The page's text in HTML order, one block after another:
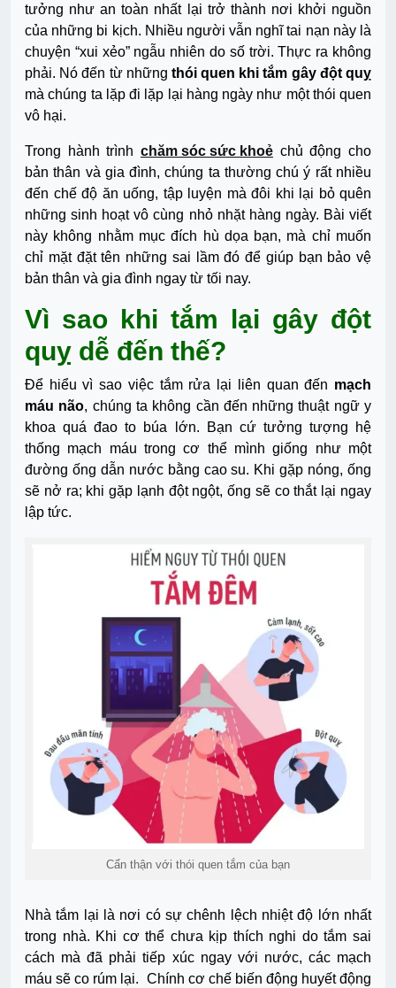
tưởng như an toàn nhất lại trở thành nơi khởi nguồn
của những bi kịch. Nhiều người vẫn nghĩ tai nạn này là
chuyện “xui xẻo” ngẫu nhiên do số trời. Thực ra không
phải. Nó đến từ những thói quen khi tắm gây đột quỵ
mà chúng ta lặp đi lặp lại hàng ngày như một thói quen
vô hại.
Trong hành trình chăm sóc sức khoẻ chủ động cho
bản thân và gia đình, chúng ta thường chú ý rất nhiều
đến chế độ ăn uống, tập luyện mà đôi khi lại bỏ quên
những sinh hoạt vô cùng nhỏ nhặt hàng ngày. Bài viết
này không nhằm mục đích hù dọa bạn, mà chỉ muốn
chỉ mặt đặt tên những sai lầm đó để giúp bạn bảo vệ
bản thân và gia đình ngay từ tối nay.
Vì sao khi tắm lại gây đột
quỵ dễ đến thế?
Để hiểu vì sao việc tắm rửa lại liên quan đến mạch
máu não, chúng ta không cần đến những thuật ngữ y
khoa quá đao to búa lớn. Bạn cứ tưởng tượng hệ
thống mạch máu trong cơ thể mình giống như một
đường ống dẫn nước bằng cao su. Khi gặp nóng, ống
sẽ nở ra; khi gặp lạnh đột ngột, ống sẽ co thắt lại ngay
lập tức.
Cẩn thận với thói quen tắm của bạn
Nhà tắm lại là nơi có sự chênh lệch nhiệt độ lớn nhất
trong nhà. Khi cơ thể chưa kịp thích nghi do tắm sai
cách mà đã phải tiếp xúc ngay với nước, các mạch
máu sẽ co rúm lại. Chính cơ chế biến động huyết động